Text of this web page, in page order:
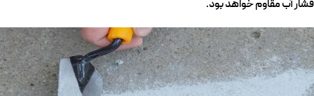
فشار آب مقاوم خواهد بود.